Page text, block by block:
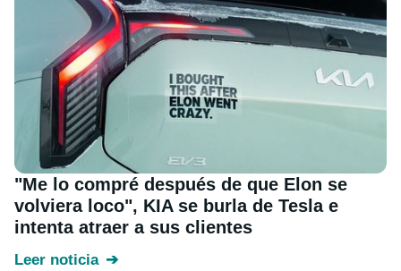
"Me lo compré después de que Elon se
volviera loco", KIA se burla de Tesla e
intenta atraer a sus clientes
Leer noticia